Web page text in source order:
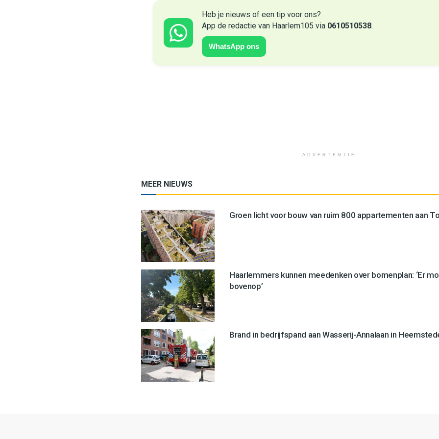
Heb je nieuws of een tip voor ons?
App de redactie van Haarlem105 via 0610510538.
WhatsApp ons
ADVERTENTIE
MEER NIEUWS
Groen licht voor bouw van ruim 800 appartementen aan
Haarlemmers kunnen meedenken over bomenplan: ‘Er
bovenop’
Brand in bedrijfspand aan Wasserij-Annalaan in